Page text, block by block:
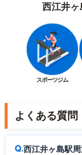
西江井
スポーツジム
よくある質問
西江井ヶ島駅